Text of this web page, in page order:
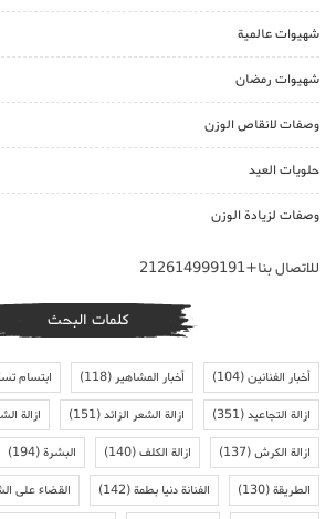
شهيوات عالمية
شهيوات رمضان
وصفات لانقاص الوزن
حلويات العيد
وصفات لزيادة الوزن
للاتصال بنا+212614999191
كلمات البحث
أخبار الفنانين(104) أخبار المشاهير(118) ابتسام
ازالة التجاعيد(351) ازالة الشعر الزائد(151) ازالة
ازالة الكرش(137) ازالة الكلف(140) البشرة(194)
الطريقة(130) الفنانة دنيا بطمة(142) القضاء على